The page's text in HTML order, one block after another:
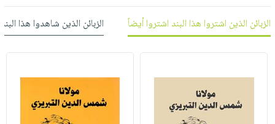
العناية
بالأسنان
أدوات
المائدة
الأوعية
المطبخ
الأكثر
مبيعاً
اكسسوارات
مجاني
بنود
اشتراكات
كل
الاشتراكات
بحث
الزبائن الذين اشتروا هذا البند اشتروا أيضاً الزبائن الذين شاهدوا هذا